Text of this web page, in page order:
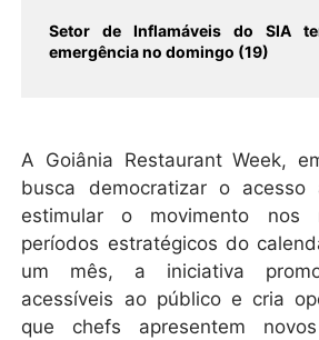
Setor de Inflamáveis do SIA
emergência no domingo (19)
A Goiânia Restaurant Week,
busca democratizar o acesso
estimular o movimento nos
períodos estratégicos do
um mês, a iniciativa
acessíveis ao público e cria
que chefs apresentem